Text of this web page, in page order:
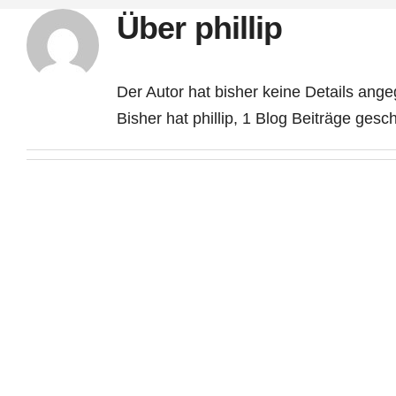
Über phillip
Der Autor hat bisher keine Details
Bisher hat phillip, 1 Blog Beiträge